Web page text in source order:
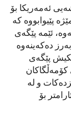
ئەمەریکا بۆ
پێیوابووە کە
ئێمە پێگەی
دەکەینەوە
پێگەی
کۆمەڵگاکان
و لە
بۆ